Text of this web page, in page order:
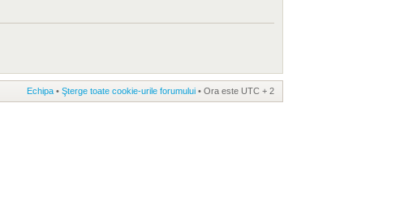
Echipa • Şterge toate cookie-urile forumului • Ora este UTC + 2